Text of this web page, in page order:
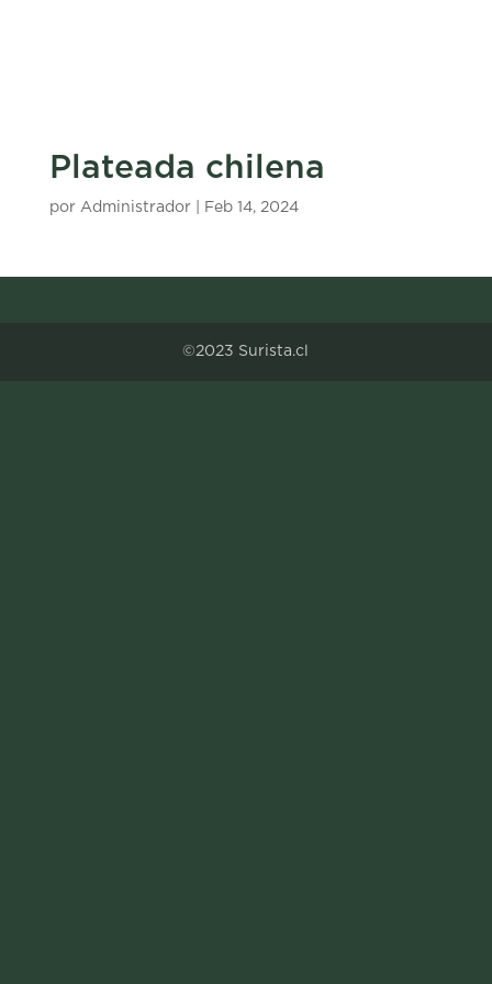
Plateada chilena
por Administrador| Feb 14, 2024
©2023 Surista.cl